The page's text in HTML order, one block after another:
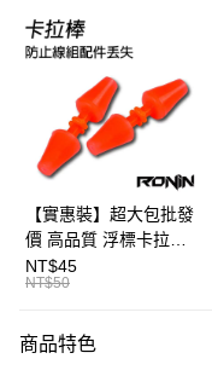
信用卡分期付款
3 期 0 利率 每期
合作金庫商業銀行
華南商業銀行
上海商業儲蓄銀行
國泰世華商業銀行
臺灣中小企業銀行
匯豐（台灣）商業銀行
聯邦商業銀行
元大商業銀行
台灣樂天信用卡公司
Apple Pay
街口支付
大哥付你分期
相關說明
2.付款方式選擇「大哥付你
相關說明
【實惠裝】超大包批發
價 高品質 浮標卡拉棒
20入 T086
NT$45
NT$50
商品特色